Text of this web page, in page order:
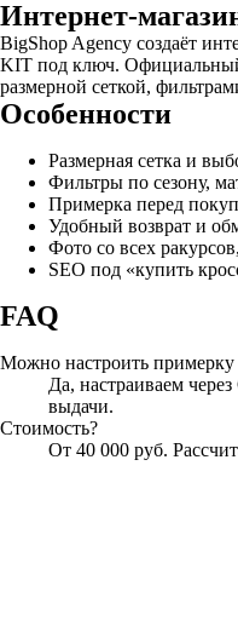
Интернет-
BigShop Agency создаёт
KIT под ключ. Официальный
размерной сеткой,
Особенности
Размерная сетка и
Фильтры по сезону,
Примерка перед
Удобный возврат и
Фото со всех
SEO под «купить
FAQ
Можно настроить
Да, настраиваем
выдачи.
Стоимость?
От 40 000 руб.